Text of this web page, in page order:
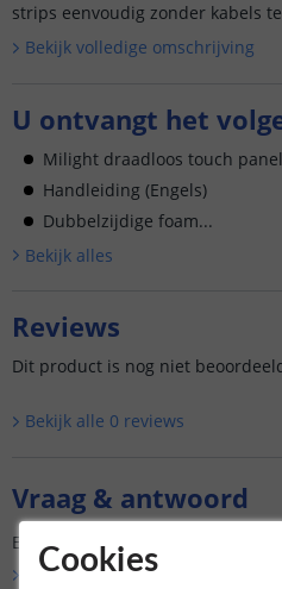
strips eenvoudig zonder kabels
Bekijk volledige omschrijving
U ontvangt het
Milight draadloos touch
Handleiding (Engels)
Dubbelzijdige foam...
Bekijk alles
Reviews
Dit product is nog niet
Bekijk alle 0 reviews
Vraag & antwoord
Er is nog geen vraag gesteld over
Bekijk alle Vraag & antwoord
Cookies